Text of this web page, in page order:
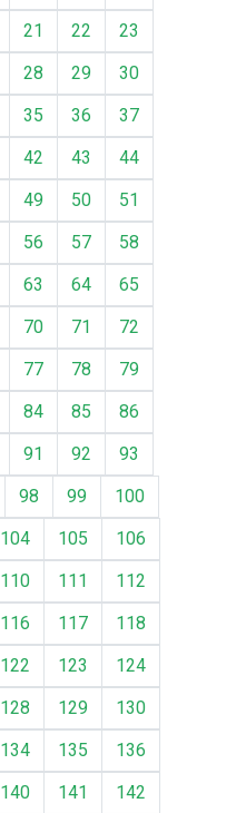
21 22
23
28 29
30
35 36
37
42 43
44
49 50
51
56 57
58
63 64
65
70 71
72
77 78
79
84 85
86
91 92
93
98 99
100
104 105
106
110 111
112
116 117
118
122 123
124
128 129
130
134 135
136
140 141
142